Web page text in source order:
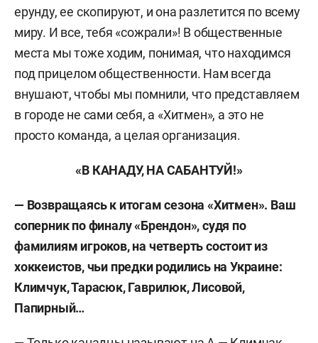
ерунду, ее скопируют, и она разлетится по всему
миру. И все, тебя «сожрали»! В общественные
места мы тоже ходим, понимая, что находимся
под прицелом общественности. Нам всегда
внушают, чтобы мы помнили, что представляем
в городе не сами себя, а «Хитмен», а это не
просто команда, а целая организация.
«В КАНАДУ, НА САБАНТУЙ!»
— Возвращаясь к итогам сезона «Хитмен». Ваш
соперник по финалу «Брендон», судя по
фамилиям игроков, на четверть состоит из
хоккеистов, чьи предки родились на Украине:
Климчук, Тарасюк, Гаврилюк, Лисовой,
Папирный…